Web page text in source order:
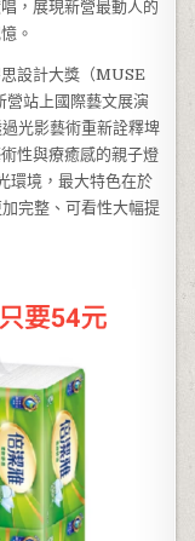
，展現新營最動人的
。
設計大獎（MUSE
站上國際藝文展演
光影藝術重新詮釋埤
性與療癒感的親子燈
環境，最大特色在於
完整、可看性大幅提